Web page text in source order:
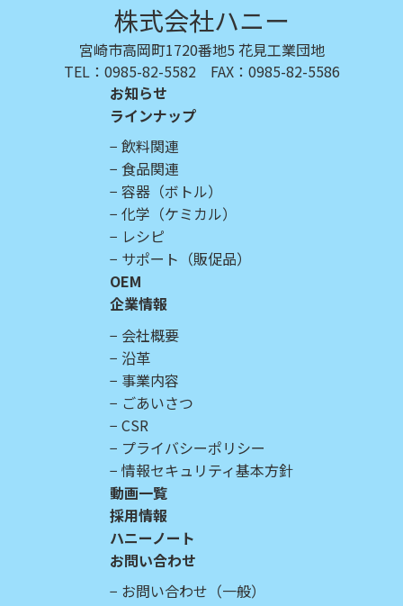
株式会社ハニー
宮崎市高岡町1720番地5 花見工業団地
TEL：0985-82-5582 FAX：0985-82-5586
お知らせ
ラインナップ
飲料関連
食品関連
容器（ボトル）
化学（ケミカル）
レシピ
サポート（販促品）
OEM
企業情報
会社概要
沿革
事業内容
ごあいさつ
CSR
プライバシーポリシー
情報セキュリティ基本方針
動画一覧
採用情報
ハニーノート
お問い合わせ
お問い合わせ（一般）